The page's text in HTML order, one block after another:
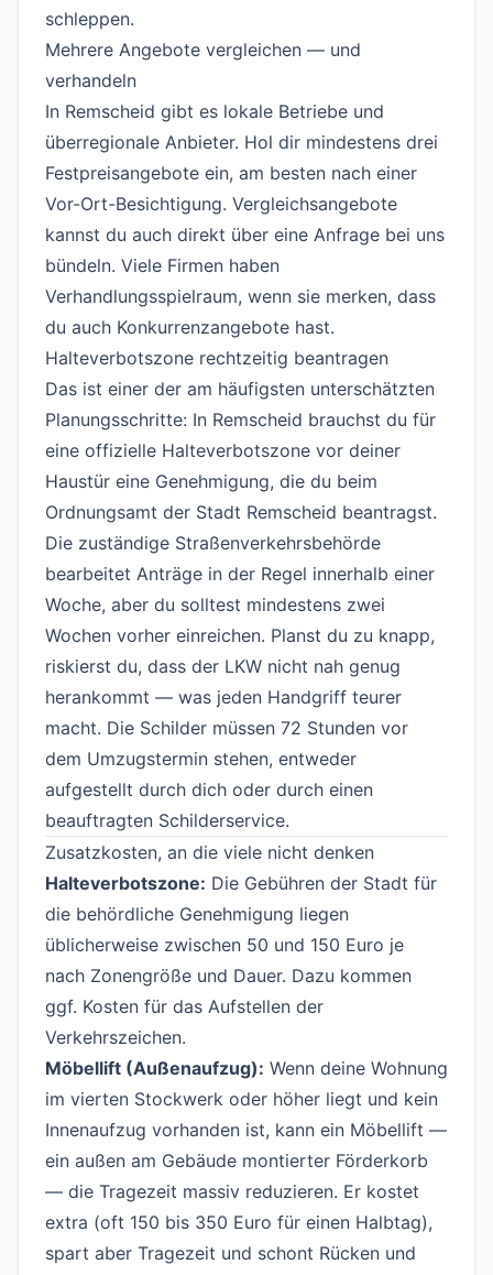
schleppen.
Mehrere Angebote vergleichen — und
verhandeln
In Remscheid gibt es lokale Betriebe und
überregionale Anbieter. Hol dir mindestens drei
Festpreisangebote ein, am besten nach einer
Vor-Ort-Besichtigung. Vergleichsangebote
kannst du auch direkt über eine Anfrage bei uns
bündeln. Viele Firmen haben
Verhandlungsspielraum, wenn sie merken, dass
du auch Konkurrenzangebote hast.
Halteverbotszone rechtzeitig beantragen
Das ist einer der am häufigsten unterschätzten
Planungsschritte: In Remscheid brauchst du für
eine offizielle Halteverbotszone vor deiner
Haustür eine Genehmigung, die du beim
Ordnungsamt der Stadt Remscheid beantragst.
Die zuständige Straßenverkehrsbehörde
bearbeitet Anträge in der Regel innerhalb einer
Woche, aber du solltest mindestens zwei
Wochen vorher einreichen. Planst du zu knapp,
riskierst du, dass der LKW nicht nah genug
herankommt — was jeden Handgriff teurer
macht. Die Schilder müssen 72 Stunden vor
dem Umzugstermin stehen, entweder
aufgestellt durch dich oder durch einen
beauftragten Schilderservice.
Zusatzkosten, an die viele nicht denken
Halteverbotszone: Die Gebühren der Stadt für
die behördliche Genehmigung liegen
üblicherweise zwischen 50 und 150 Euro je
nach Zonengröße und Dauer. Dazu kommen
ggf. Kosten für das Aufstellen der
Verkehrszeichen.
Möbellift (Außenaufzug): Wenn deine Wohnung
im vierten Stockwerk oder höher liegt und kein
Innenaufzug vorhanden ist, kann ein Möbellift —
ein außen am Gebäude montierter Förderkorb
— die Tragezeit massiv reduzieren. Er kostet
extra (oft 150 bis 350 Euro für einen Halbtag),
spart aber Tragezeit und schont Rücken und